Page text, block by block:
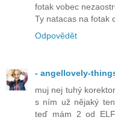
fotak vobec
Ty natacas na fotak
Odpovědět
- angellovely-
muj nej tuhý
s ním už nějaký
teď mám 2 od